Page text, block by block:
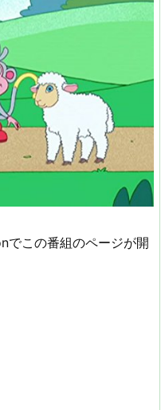
でこの番組のページが開